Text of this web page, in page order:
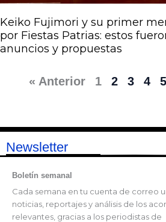
Keiko Fujimori y su primer
por Fiestas Patrias: estos
anuncios y propuestas
« Anterior 1 2 3 4 5
Newsletter
Boletín semanal
Cada semana en tu cuenta de correo
noticias, reportajes y análisis de los
relevantes, gracias a los periodistas de